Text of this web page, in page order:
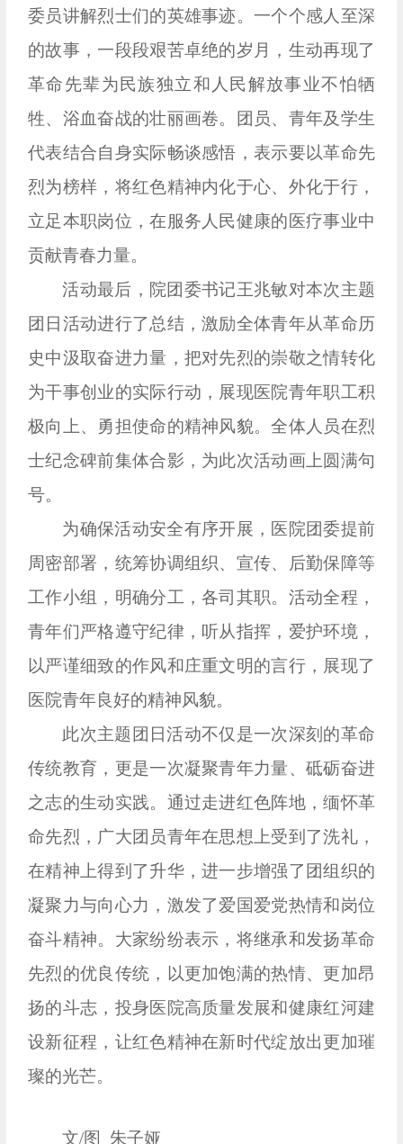
委员讲解烈士们的英雄事迹。一个个感人至深
的故事，一段段艰苦卓绝的岁月，生动再现了
革命先辈为民族独立和人民解放事业不怕牺
牲、浴血奋战的壮丽画卷。团员、青年及学生
代表结合自身实际畅谈感悟，表示要以革命先
烈为榜样，将红色精神内化于心、外化于行，
立足本职岗位，在服务人民健康的医疗事业中
贡献青春力量。
活动最后，院团委书记王兆敏对本次主题
团日活动进行了总结，激励全体青年从革命历
史中汲取奋进力量，把对先烈的崇敬之情转化
为干事创业的实际行动，展现医院青年职工积
极向上、勇担使命的精神风貌。全体人员在烈
士纪念碑前集体合影，为此次活动画上圆满句
号。
为确保活动安全有序开展，医院团委提前
周密部署，统筹协调组织、宣传、后勤保障等
工作小组，明确分工，各司其职。活动全程，
青年们严格遵守纪律，听从指挥，爱护环境，
以严谨细致的作风和庄重文明的言行，展现了
医院青年良好的精神风貌。
此次主题团日活动不仅是一次深刻的革命
传统教育，更是一次凝聚青年力量、砥砺奋进
之志的生动实践。通过走进红色阵地，缅怀革
命先烈，广大团员青年在思想上受到了洗礼，
在精神上得到了升华，进一步增强了团组织的
凝聚力与向心力，激发了爱国爱党热情和岗位
奋斗精神。大家纷纷表示，将继承和发扬革命
先烈的优良传统，以更加饱满的热情、更加昂
扬的斗志，投身医院高质量发展和健康红河建
设新征程，让红色精神在新时代绽放出更加璀
璨的光芒。
文/图 朱子娅